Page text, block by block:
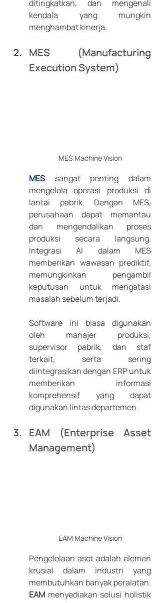
ditingkatkan, dan mengenali
kendala yang mungkin
menghambat kinerja.
MES (Manufacturing
Execution System)
MES Machine Vision
MES sangat penting dalam
mengelola operasi produksi di
lantai pabrik. Dengan MES,
perusahaan dapat memantau
dan mengendalikan proses
produksi secara langsung.
Integrasi AI dalam MES
memberikan wawasan prediktif,
memungkinkan pengambil
keputusan untuk mengatasi
masalah sebelum terjadi.
Software ini biasa digunakan
oleh manajer produksi,
supervisor pabrik, dan staf
terkait, serta sering
diintegrasikan dengan ERP untuk
memberikan informasi
komprehensif yang dapat
digunakan lintas departemen.
EAM (Enterprise Asset
Management)
EAM Machine Vision
Pengelolaan aset adalah elemen
krusial dalam industri yang
EAM menyediakan solusi holistik